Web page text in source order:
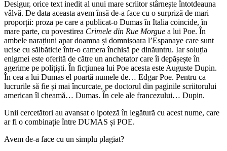
Desigur, orice text inedit al unui mare scriitor stârnește întotdeauna
vâlvă. De data aceasta avem însă de-a face cu o surpriză de mari
proporții: proza pe care a publicat-o Dumas în Italia coincide, în
mare parte, cu povestirea Crimele din Rue Morgue a lui Poe. În
ambele narațiuni apar doamna și domnișoara l’Espanaye care sunt
ucise cu sălbăticie într-o camera închisă pe dinăuntru. Iar soluția
enigmei este oferită de către un anchetator care îi depășește în
agerime pe polițiști. În ficțiunea lui Poe acesta este Auguste Dupin.
În cea a lui Dumas el poartă numele de… Edgar Poe. Pentru ca
lucrurile să fie și mai încurcate, pe doctorul din paginile scriitorului
american îl cheamă… Dumas. În cele ale francezului… Dupin.
Unii cercetători au avansat o ipoteză în legătură cu acest nume, care
ar fi o combinație între DUMAS și POE.
Avem de-a face cu un simplu plagiat?